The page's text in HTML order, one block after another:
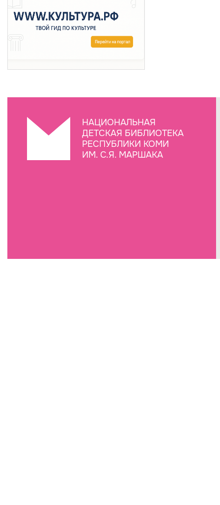
НАЦИОНАЛЬНАЯ
ДЕТСКАЯ БИБЛИОТЕКА
РЕСПУБЛИКИ КОМИ
ИМ. С.Я. МАРШАКА